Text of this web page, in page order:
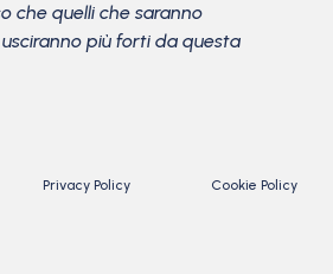
che quelli che saranno
più forti da questa
Privacy Policy Cookie Policy